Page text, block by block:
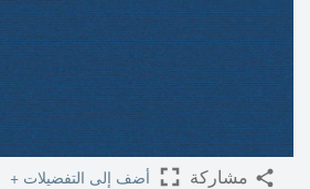
مشاركة أضف إلى التفضيلات +